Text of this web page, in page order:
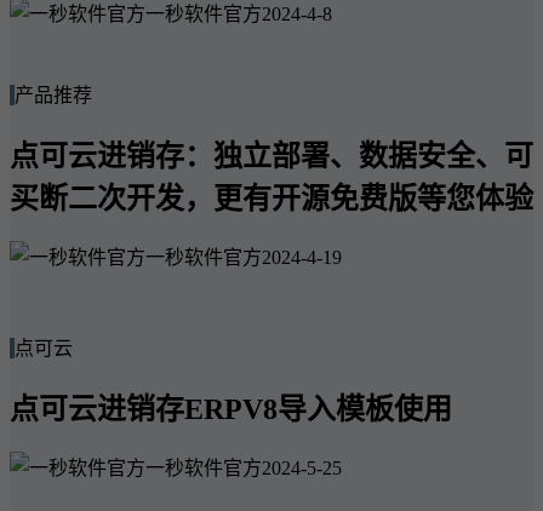
一秒软件官方2024-4-8
产品推荐
点可云进销存：独立部署、数据安全、可
买断二次开发，更有开源免费版等您体验
一秒软件官方2024-4-19
点可云
点可云进销存ERPV8导入模板使用
一秒软件官方2024-5-25